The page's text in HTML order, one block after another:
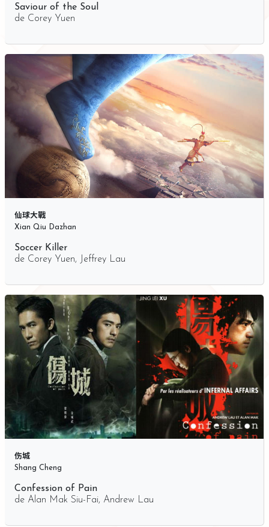
Saviour of the Soul
de Corey Yuen
仙球大戰
Xian Qiu Dazhan
Soccer Killer
de Corey Yuen, Jeffrey Lau
伤城
Shang Cheng
Confession of Pain
de Alan Mak Siu-Fai, Andrew Lau